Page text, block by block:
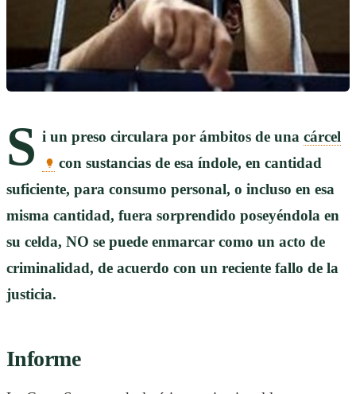
S i un preso circulara por ámbitos de una cárcel
con sustancias de esa índole, en cantidad
suficiente, para consumo personal, o incluso en esa
misma cantidad, fuera sorprendido poseyéndola en
su celda, NO se puede enmarcar como un acto de
criminalidad, de acuerdo con un reciente fallo de la
justicia.
Informe